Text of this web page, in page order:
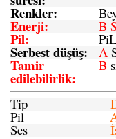
Renkler:
Enerji: B
Pil:
Serbest düşüş: A
Tamir
edilebilirlik:
B
Tip
Pil
Ses